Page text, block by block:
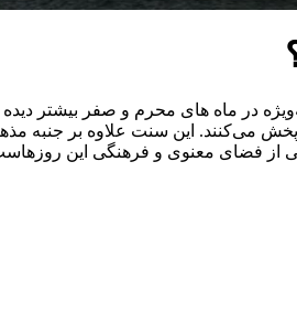
ماه‌ های محرم و صفر بیشتر دیده
می‌کنند. این سنت علاوه بر جنبه
از فضای معنوی و فرهنگی این